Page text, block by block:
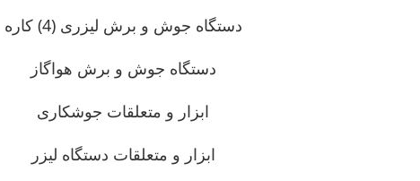
دستگاه جوش و برش لیزری (4) کاره
دستگاه جوش و برش هواگاز
ابزار و متعلقات جوشکاری
ابزار و متعلقات دستگاه لیزر